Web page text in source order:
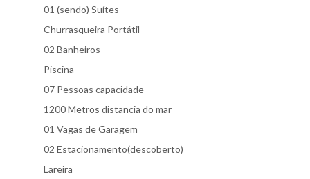
01 (sendo) Suí­tes
Churrasqueira Portátil
02 Banheiros
Piscina
07 Pessoas capacidade
1200 Metros distancia do mar
01 Vagas de Garagem
02 Estacionamento(descoberto)
Lareira